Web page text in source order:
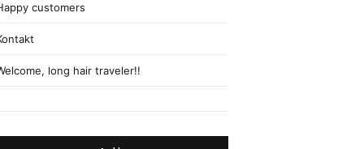
customers
long hair traveler!!